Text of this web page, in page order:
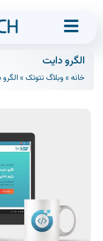
الگرو دایت
خانه » وبلاگ نتوتک »